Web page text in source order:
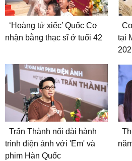
‘Hoàng tử xiếc’ Quốc Cơ
nhận bằng thạc sĩ ở tuổi 42
tại
Trấn Thành nối dài hành
trình điện ảnh với 'Em' và
phim Hàn Quốc